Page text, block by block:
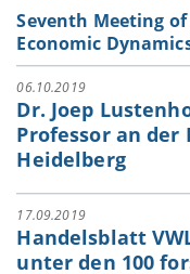
Seventh Meeting
Economic
06.10.2019
Dr. Joep
Professor an
Heidelberg
17.09.2019
Handelsblatt
unter den 100